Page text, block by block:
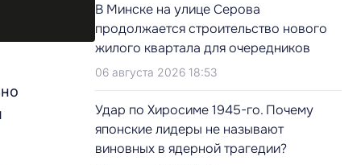
В Минске на улице Серова
продолжается строительство нового
жилого квартала для очередников
06 августа 2026 18:53
Удар по Хиросиме 1945-го. Почему
японские лидеры не называют
виновных в ядерной трагедии?